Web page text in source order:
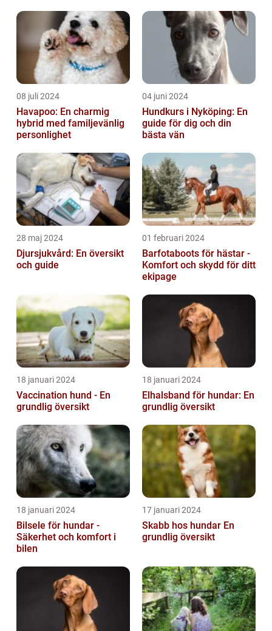
08 juli 2024
Havapoo: En charmig
hybrid med familjevänlig
personlighet
04 juni 2024
Hundkurs i Nyköping: En
guide för dig och din
bästa vän
28 maj 2024
Djursjukvård: En översikt
och guide
01 februari 2024
Barfotaboots för hästar -
Komfort och skydd för ditt
ekipage
18 januari 2024
Vaccination hund - En
grundlig översikt
18 januari 2024
Elhalsband för hundar: En
grundlig översikt
18 januari 2024
Bilsele för hundar -
Säkerhet och komfort i
bilen
17 januari 2024
Skabb hos hundar En
grundlig översikt